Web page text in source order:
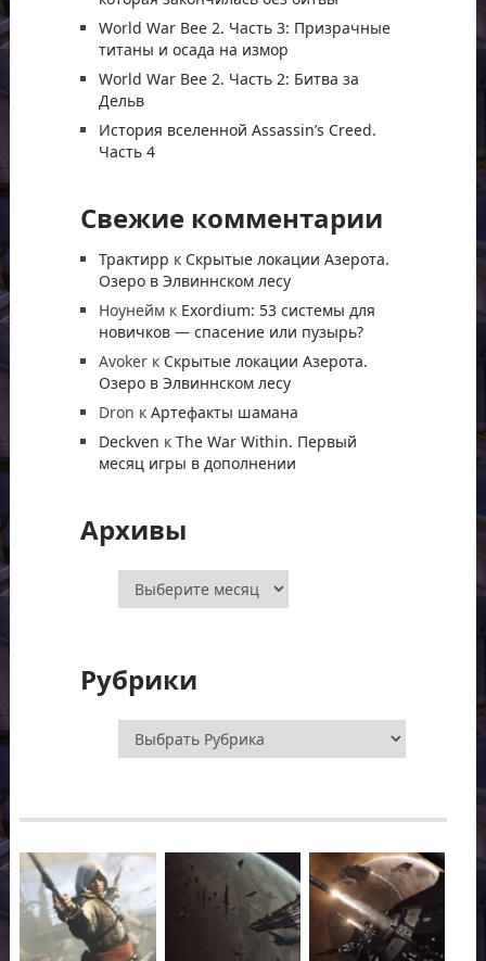
World War Bee 2. Часть 3: Призрачные
титаны и осада на измор
World War Bee 2. Часть 2: Битва за
Дельв
История вселенной Assassin’s Creed.
Часть 4
Свежие комментарии
Трактирр к Скрытые локации Азерота.
Озеро в Элвиннском лесу
Ноунеймк Exordium: 53 системы для
новичков — спасение или пузырь?
Avokerк Скрытые локации Азерота.
Озеро в Элвиннском лесу
Dron к Артефакты шамана
Deckven к The War Within. Первый
месяц игры в дополнении
Архивы
Архивы
Рубрики
Рубрики